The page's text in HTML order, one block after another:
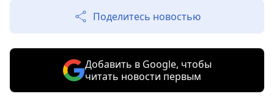
Поделитесь новостью
Добавить в Google, чтобы
читать новости первым